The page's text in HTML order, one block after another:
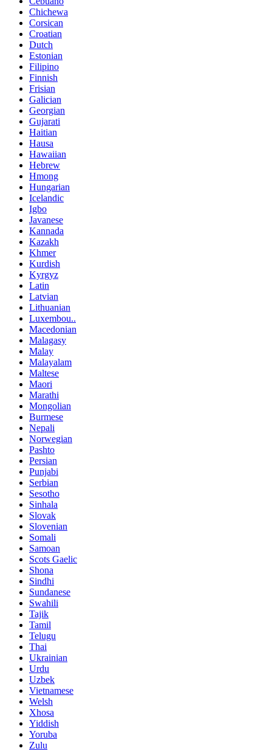
Chichewa
Corsican
Croatian
Dutch
Estonian
Filipino
Finnish
Frisian
Galician
Georgian
Gujarati
Haitian
Hausa
Hawaiian
Hebrew
Hmong
Hungarian
Icelandic
Igbo
Javanese
Kannada
Kazakh
Khmer
Kurdish
Kyrgyz
Latin
Latvian
Lithuanian
Luxembou..
Macedonian
Malagasy
Malay
Malayalam
Maltese
Maori
Marathi
Mongolian
Burmese
Nepali
Norwegian
Pashto
Persian
Punjabi
Serbian
Sesotho
Sinhala
Slovak
Slovenian
Somali
Samoan
Scots Gaelic
Shona
Sindhi
Sundanese
Swahili
Tajik
Tamil
Telugu
Thai
Ukrainian
Urdu
Uzbek
Vietnamese
Welsh
Xhosa
Yiddish
Yoruba
Zulu